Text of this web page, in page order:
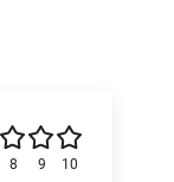
10
9
8